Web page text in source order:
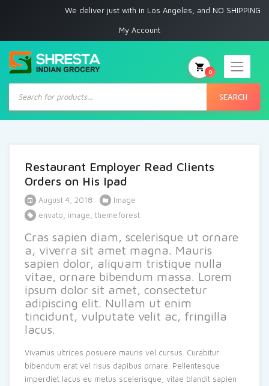
We deliver just with in Los Angeles, and NO SHIPPING to
My Account
Products
search
SEARCH
0
Restaurant Employer Read Clients
Orders on His Ipad
August 4, 2018
Image
envato
image themeforest
Cras sapien diam, scelerisque ut ornare
a, viverra sit amet magna. Mauris
sapien dolor, aliquam tristique nulla
vitae, ornare bibendum massa. Lorem
ipsum dolor sit amet, consectetur
adipiscing elit. Nullam ut enim
tincidunt, vulputate velit ac, fringilla
lacus.
Vivamus ultrices posuere mauris vel cursus. Curabitur
bibendum erat vel risus dapibus ornare. Pellentesque
imperdiet lacus eu metus scelerisque, vitae blandit sapien